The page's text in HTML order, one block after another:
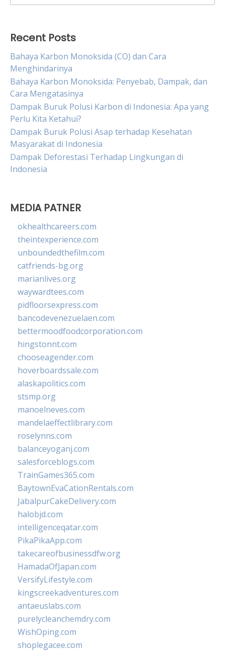
for:
Recent Posts
Bahaya Karbon Monoksida (CO) dan Cara
Menghindarinya
Bahaya Karbon Monoksida: Penyebab, Dampak, dan
Cara Mengatasinya
Dampak Buruk Polusi Karbon di Indonesia: Apa yang
Perlu Kita Ketahui?
Dampak Buruk Polusi Asap terhadap Kesehatan
Masyarakat di Indonesia
Dampak Deforestasi Terhadap Lingkungan di
Indonesia
MEDIA PATNER
okhealthcareers.com
theintexperience.com
unboundedthefilm.com
catfriends-bg.org
marianlives.org
waywardtees.com
pidfloorsexpress.com
bancodevenezuelaen.com
bettermoodfoodcorporation.com
hingstonnt.com
chooseagender.com
hoverboardssale.com
alaskapolitics.com
stsmp.org
manoelneves.com
mandelaeffectlibrary.com
roselynns.com
balanceyoganj.com
salesforceblogs.com
TrainGames365.com
BaytownEvaCationRentals.com
JabalpurCakeDelivery.com
halobjd.com
intelligenceqatar.com
PikaPikaApp.com
takecareofbusinessdfw.org
HamadaOfJapan.com
VersifyLifestyle.com
kingscreekadventures.com
antaeuslabs.com
purelycleanchemdry.com
WishOping.com
shoplegacee.com